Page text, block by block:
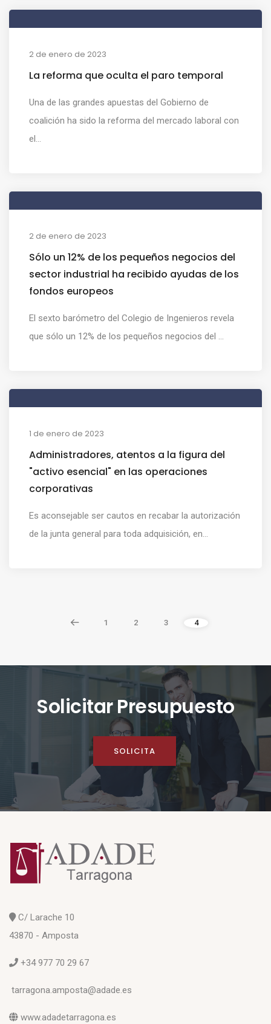
2 de enero de 2023
La reforma que oculta el paro temporal
Una de las grandes apuestas del Gobierno de
coalición ha sido la reforma del mercado laboral con
el...
2 de enero de 2023
Sólo un 12% de los pequeños negocios del
sector industrial ha recibido ayudas de los
fondos europeos
El sexto barómetro del Colegio de Ingenieros revela
que sólo un 12% de los pequeños negocios del ...
1 de enero de 2023
Administradores, atentos a la figura del
"activo esencial" en las operaciones
corporativas
Es aconsejable ser cautos en recabar la autorización
de la junta general para toda adquisición, en...
1 2 3 4
Solicitar Presupuesto
SOLICITA
C/ Larache 10
43870 - Amposta
+34 977 70 29 67
tarragona.amposta@adade.es
www.adadetarragona.es